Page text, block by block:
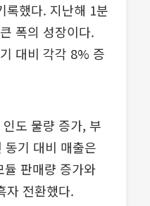
록했다. 지난해 1분
폭의 성장이다.
대비 각각 8% 증
도 물량 증가, 부
기 대비 매출은
판매량 증가와
자 전환했다.